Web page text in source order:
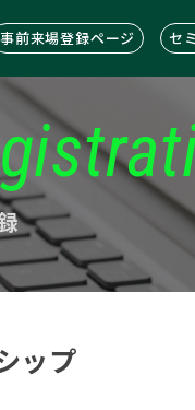
事前来場登録ページ セ
ップ